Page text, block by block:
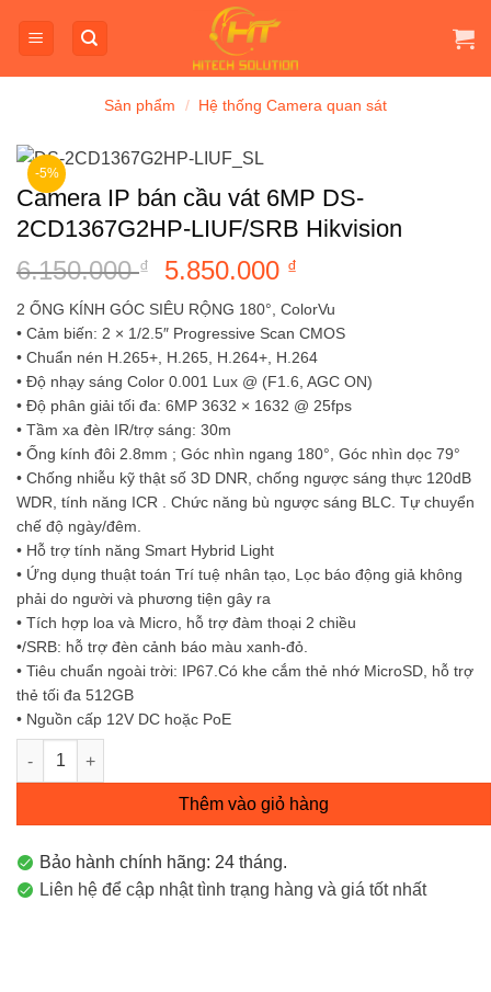
qua
Sản phẩm / Hệ thống Camera quan sát
-5%
Camera IP bán cầu vát 6MP DS-
2CD1367G2HP-LIUF/SRB Hikvision
6.150.000₫
Giá
gốc
là:
6.150.000 ₫.
5.850.000 ₫
hiện
tại
là:
5.850.000 ₫.
2 ỐNG KÍNH GÓC SIÊU RỘNG 180°, ColorVu
• Cảm biến: 2 × 1/2.5″ Progressive Scan CMOS
• Chuẩn nén H.265+, H.265, H.264+, H.264
• Độ nhạy sáng Color 0.001 Lux @ (F1.6, AGC ON)
• Độ phân giải tối đa: 6MP 3632 × 1632 @ 25fps
• Tầm xa đèn IR/trợ sáng: 30m
• Ống kính đôi 2.8mm ; Góc nhìn ngang 180°, Góc nhìn dọc 79°
• Chống nhiễu kỹ thật số 3D DNR, chống ngược sáng thực 120dB
WDR, tính năng ICR . Chức năng bù ngược sáng BLC. Tự chuyển
chế độ ngày/đêm.
• Hỗ trợ tính năng Smart Hybrid Light
• Ứng dụng thuật toán Trí tuệ nhân tạo, Lọc báo động giả không
phải do người và phương tiện gây ra
• Tích hợp loa và Micro, hỗ trợ đàm thoại 2 chiều
•/SRB: hỗ trợ đèn cảnh báo màu xanh-đỏ.
• Tiêu chuẩn ngoài trời: IP67.Có khe cắm thẻ nhớ MicroSD, hỗ trợ
thẻ tối đa 512GB
• Nguồn cấp 12V DC hoặc PoE
Camera IP bán cầu vát 6MP DS-2CD1367G2HP-LIUF/SRB
Thêm vào giỏ hàng
Bảo hành chính hãng: 24 tháng.
Liên hệ để cập nhật tình trạng hàng và giá tốt nhất